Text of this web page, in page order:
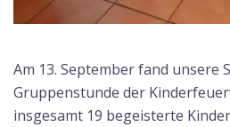
Am 13. September fand unsere
Gruppenstunde der
insgesamt 19 begeisterte